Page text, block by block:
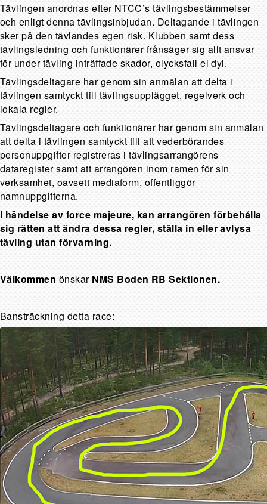
Tävlingen anordnas efter NTCC’s tävlingsbestämmelser
och enligt denna tävlingsinbjudan. Deltagande i tävlingen
sker på den tävlandes egen risk. Klubben samt dess
tävlingsledning och funktionärer frånsäger sig allt ansvar
för under tävling inträffade skador, olycksfall el dyl.
Tävlingsdeltagare har genom sin anmälan att delta i
tävlingen samtyckt till tävlingsupplägget, regelverk och
lokala regler.
Tävlingsdeltagare och funktionärer har genom sin anmälan
att delta i tävlingen samtyckt till att vederbörandes
personuppgifter registreras i tävlingsarrangörens
dataregister samt att arrangören inom ramen för sin
verksamhet, oavsett mediaform, offentliggör
namnuppgifterna.
I händelse av force majeure, kan arrangören förbehålla
sig rätten att ändra dessa regler, ställa in eller avlysa
tävling utan förvarning.
Välkommen önskar NMS Boden RB Sektionen.
Bansträckning detta race: